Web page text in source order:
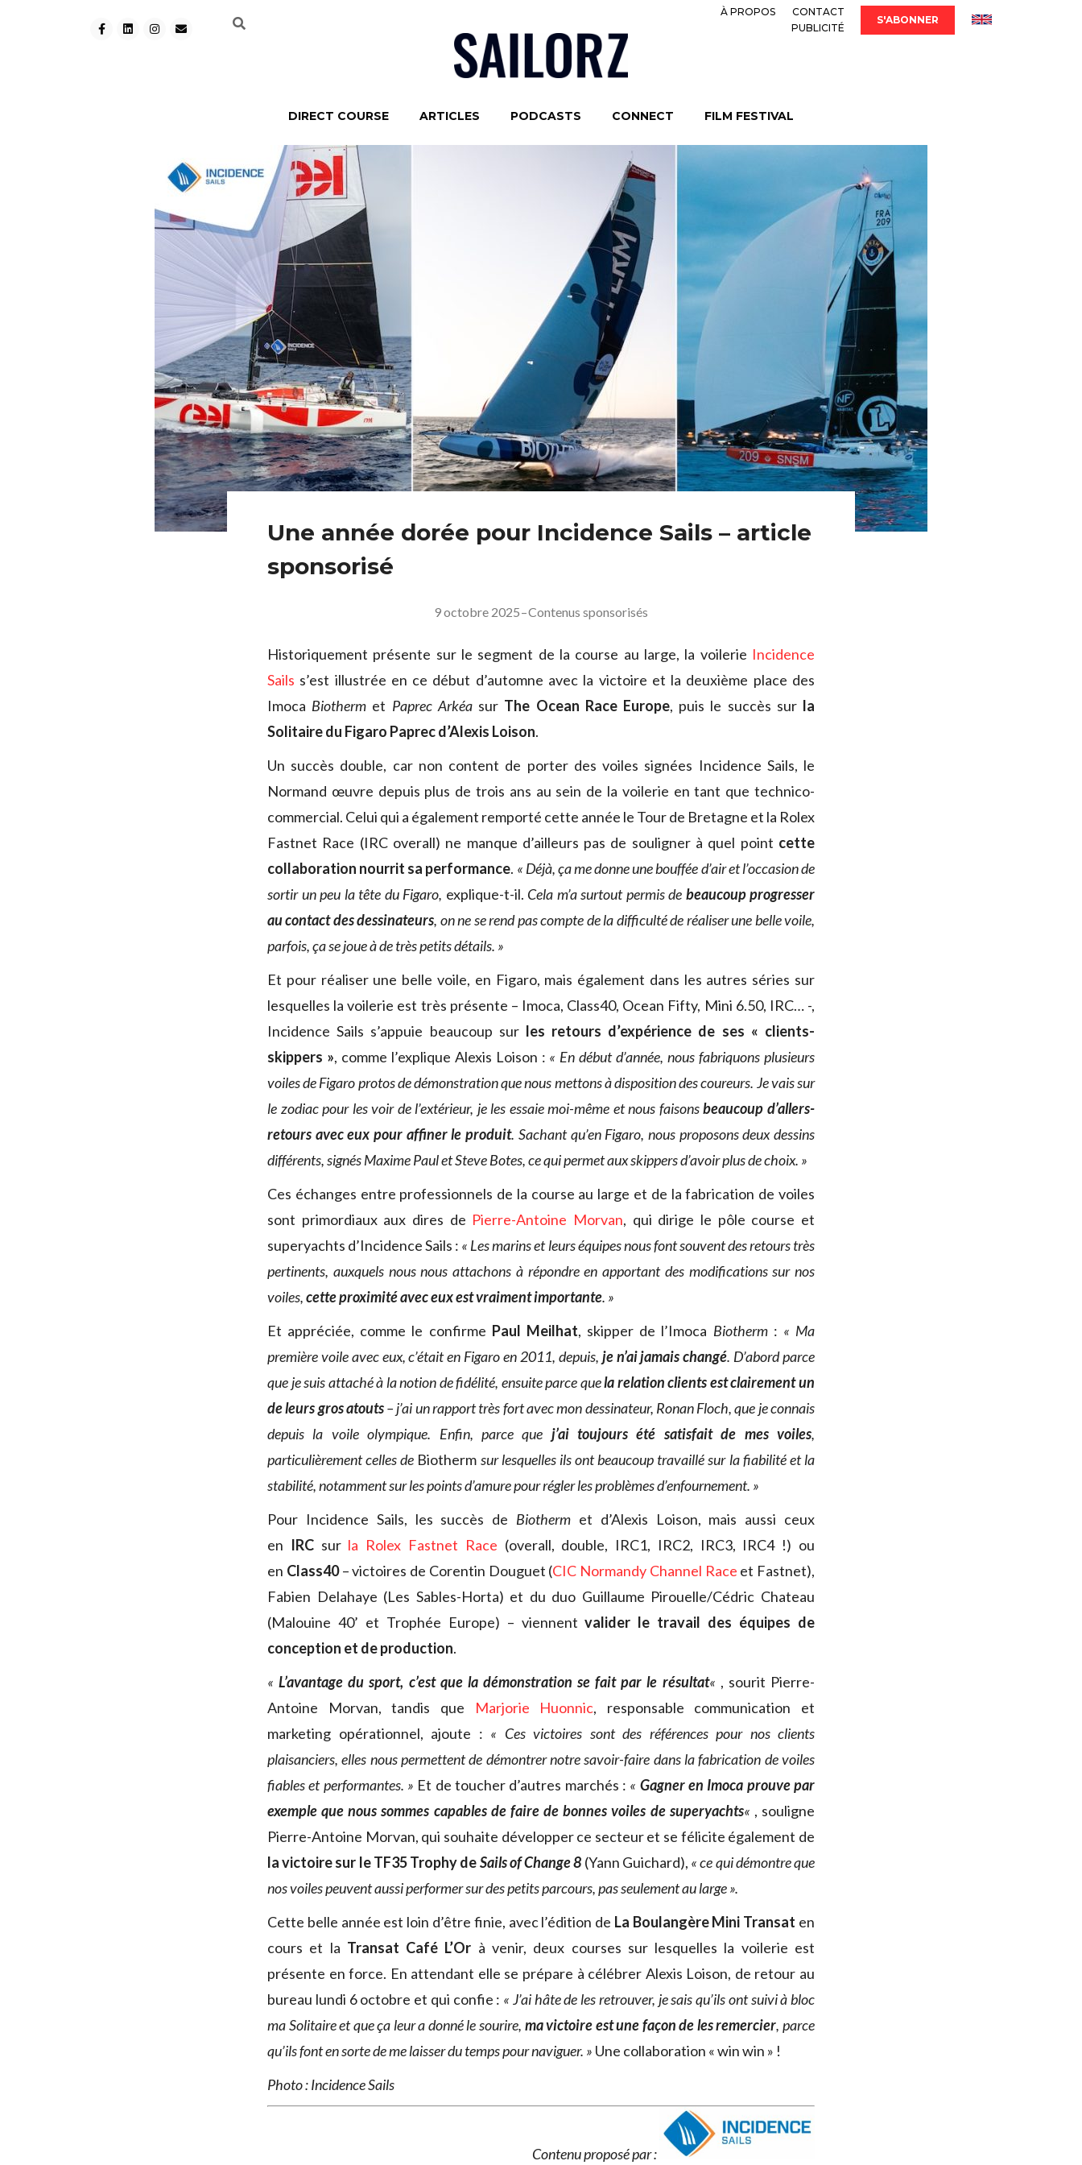
À PROPOS
CONTACT
PUBLICITÉ
S'ABONNER
DIRECT COURSE ARTICLES PODCASTS CONNECT FILM FESTIVAL
Une année dorée pour Incidence Sails – article
sponsorisé
9 octobre 2025–Contenus sponsorisés
Historiquement présente sur le segment de la course au large, la voilerie Incidence
Sails s’est illustrée en ce début d’automne avec la victoire et la deuxième place des
Imoca Biotherm et Paprec Arkéasur The Ocean Race Europe, puis le succès sur la
Solitaire du Figaro Paprecd’Alexis Loison.
Un succès double, car non content de porter des voiles signées Incidence Sails, le
Normand œuvre depuis plus de trois ans au sein de la voilerie en tant que technico-
commercial. Celui qui a également remporté cette année le Tour de Bretagne et la Rolex
Fastnet Race (IRC overall) ne manque d’ailleurs pas de souligner à quel point cette
collaboration nourrit sa performance. « Déjà, ça me donne une bouffée d’air et l’occasion de
sortir un peu la tête du Figaro, explique-t-il. Cela m’a surtout permis de beaucoup progresser
au contact des dessinateurs, on ne se rend pas compte de la difficulté de réaliser une belle voile,
parfois, ça se joue à de très petits détails. »
Et pour réaliser une belle voile, en Figaro, mais également dans les autres séries sur
lesquelles la voilerie est très présente – Imoca, Class40, Ocean Fifty, Mini 6.50, IRC… -,
Incidence Sails s’appuie beaucoup sur les retours d’expérience de ses « clients-
skippers », comme l’explique Alexis Loison : « En début d’année, nous fabriquons plusieurs
voiles de Figaro protos de démonstration que nous mettons à disposition des coureurs. Je vais sur
le zodiac pour les voir de l’extérieur, je les essaie moi-même et nous faisonsbeaucoup d’allers-
retours avec eux pour affiner le produit. Sachant qu’en Figaro, nous proposons deux dessins
différents, signés Maxime Paul et Steve Botes, ce qui permet aux skippers d’avoir plus de choix. »
Ces échanges entre professionnels de la course au large et de la fabrication de voiles
sont primordiaux aux dires de Pierre-Antoine Morvan, qui dirige le pôle course et
superyachts d’Incidence Sails : « Les marins et leurs équipes nous font souvent des retours très
pertinents, auxquels nous nous attachons à répondre en apportant des modifications sur nos
voiles,cette proximité avec eux est vraiment importante. »
Et appréciée, comme le confirme Paul Meilhat, skipper de l’Imoca Biotherm: « Ma
première voile avec eux, c’était en Figaro en 2011, depuis, je n’ai jamais changé. D’abord parce
que je suis attaché à la notion de fidélité, ensuite parce quela relation clients est clairement un
de leurs gros atouts– j’ai un rapport très fort avec mon dessinateur, Ronan Floch, que je connais
depuis la voile olympique. Enfin, parce que j’ai toujours été satisfait de mes voiles,
particulièrement celles de Biotherm sur lesquelles ils ont beaucoup travaillé sur la fiabilité et la
stabilité, notamment sur les points d’amure pour régler les problèmes d’enfournement. »
Pour Incidence Sails, les succès de Biotherm et d’Alexis Loison, mais aussi ceux
en IRCsur la Rolex Fastnet Race (overall, double, IRC1, IRC2, IRC3, IRC4 !) ou
en Class40– victoires de Corentin Douguet (CIC Normandy Channel Race et Fastnet),
Fabien Delahaye (Les Sables-Horta) et du duo Guillaume Pirouelle/Cédric Chateau
(Malouine 40’ et Trophée Europe) – viennentvalider le travail des équipes de
conception et de production.
«L’avantage du sport, c’est que la démonstration se fait par le résultat« , sourit Pierre-
Antoine Morvan, tandis que
Marjorie Huonnic, responsable communication et
marketing opérationnel, ajoute : « Ces victoires sont des références pour nos clients
plaisanciers, elles nous permettent de démontrer notre savoir-faire dans la fabrication de voiles
fiables et performantes. » Et de toucher d’autres marchés : « Gagner en Imoca prouve par
exemple que nous sommes capables de faire de bonnes voiles de superyachts« , souligne
Pierre-Antoine Morvan, qui souhaite développer ce secteur et se félicite également de
la victoire sur le TF35 Trophy deSails of Change 8 (Yann Guichard), « ce qui démontre que
nos voiles peuvent aussi performer sur des petits parcours, pas seulement au large ».
Cette belle année est loin d’être finie, avec l’édition de La Boulangère Mini Transat en
cours et la Transat Café L’Or à venir, deux courses sur lesquelles la voilerie est
présente en force. En attendant elle se prépare à célébrer Alexis Loison, de retour au
bureau lundi 6 octobre et qui confie : « J’ai hâte de les retrouver, je sais qu’ils ont suivi à bloc
ma Solitaire et que ça leur a donné le sourire, ma victoire est une façon de les remercier, parce
qu’ils font en sorte de me laisser du temps pour naviguer. » Une collaboration « win win » !
Photo : Incidence Sails
Contenu proposé par :